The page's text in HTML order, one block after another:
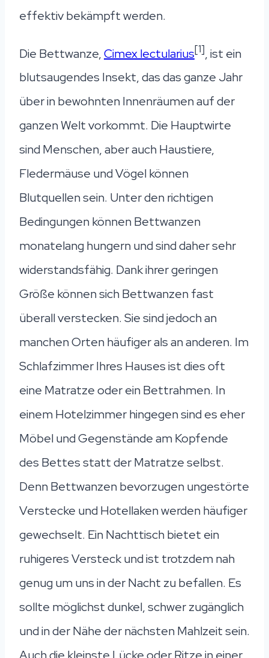
effektiv bekämpft werden.
Die Bettwanze,Cimex lectularius[1], ist ein
blutsaugendes Insekt, das das ganze Jahr
über in bewohnten Innenräumen auf der
ganzen Welt vorkommt. Die Hauptwirte
sind Menschen, aber auch Haustiere,
Fledermäuse und Vögel können
Blutquellen sein. Unter den richtigen
Bedingungen können Bettwanzen
monatelang hungern und sind daher sehr
widerstandsfähig. Dank ihrer geringen
Größe können sich Bettwanzen fast
überall verstecken. Sie sind jedoch an
manchen Orten häufiger als an anderen. Im
Schlafzimmer Ihres Hauses ist dies oft
eine Matratze oder ein Bettrahmen. In
einem Hotelzimmer hingegen sind es eher
Möbel und Gegenstände am Kopfende
des Bettes statt der Matratze selbst.
Denn Bettwanzen bevorzugen ungestörte
Verstecke und Hotellaken werden häufiger
gewechselt. Ein Nachttisch bietet ein
ruhigeres Versteck und ist trotzdem nah
genug um uns in der Nacht zu befallen. Es
sollte möglichst dunkel, schwer zugänglich
und in der Nähe der nächsten Mahlzeit sein.